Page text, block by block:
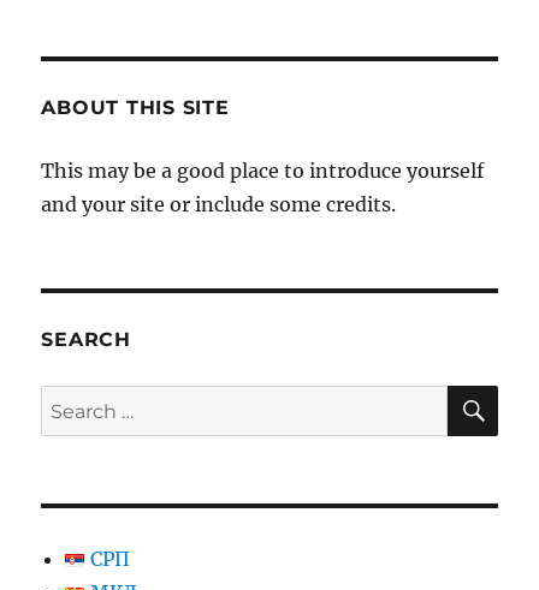
ABOUT THIS SITE
This may be a good place to introduce yourself
and your site or include some credits.
SEARCH
Search
for:
СРП